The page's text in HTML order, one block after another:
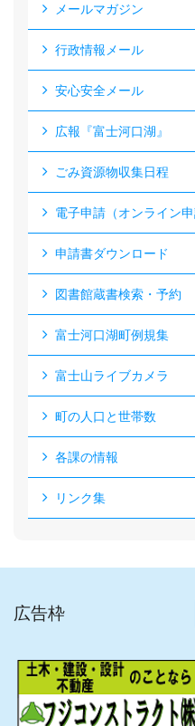
メールマガジン
行政情報メール
安心安全メール
広報『富士河口湖』
ごみ資源物収集日程
電子申請（オンライン申
申請書ダウンロード
図書館蔵書検索・予約
富士河口湖町例規集
富士山ライブカメラ
町の人口と世帯数
各課の情報
リンク集
広告枠